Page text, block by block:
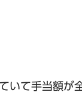
いて手当額が